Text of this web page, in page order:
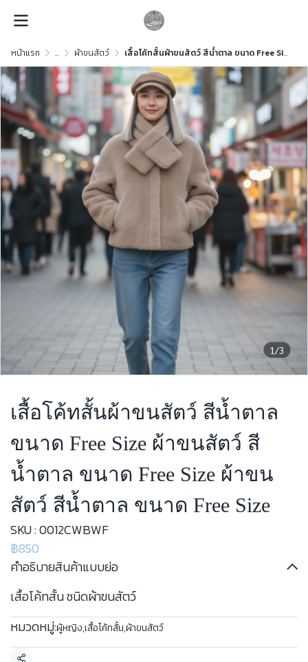
หน้าแรก ... ผ้าขนสัตว์ เสื้อโค้ทสั้นผ้าขนสัตว์ สีน้ำตาล ขนาด Free Size ผ้าขนสัตว์ สีน้ำตาล ขนาด Free Size ผ้าขนสัตว์ สีน้ำตาล ขนาด Free Size
1/3
เสื้อโค้ทสั้นผ้าขนสัตว์ สีน้ำตาล
ขนาด Free Size ผ้าขนสัตว์ สี
น้ำตาล ขนาด Free Size ผ้าขน
สัตว์ สีน้ำตาล ขนาด Free Size
SKU : 0012CWBWF
฿850
คำอธิบายสินค้าแบบย่อ
เสื้อโค้ทสั้น ชนิดผ้าขนสัตว์
หมวดหมู่:ผู้หญิง,เสื้อโค้ทสั้น,ผ้าขนสัตว์